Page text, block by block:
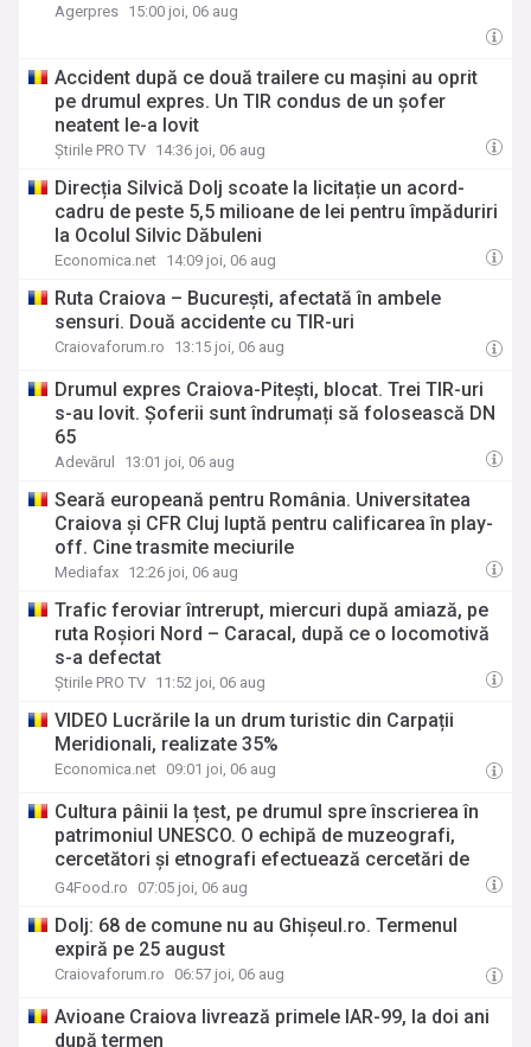
Agerpres 15:00 joi, 06 aug
Accident după ce două trailere cu mașini au oprit
pe drumul expres. Un TIR condus de un șofer
neatent le-a lovit
Știrile PRO TV 14:36 joi, 06 aug
Direcția Silvică Dolj scoate la licitație un acord-
cadru de peste 5,5 milioane de lei pentru împăduriri
la Ocolul Silvic Dăbuleni
Economica.net 14:09 joi, 06 aug
Ruta Craiova – București, afectată în ambele
sensuri. Două accidente cu TIR-uri
Craiovaforum.ro 13:15 joi, 06 aug
Drumul expres Craiova-Pitești, blocat. Trei TIR-uri
s-au lovit. Șoferii sunt îndrumați să folosească DN
65
Adevărul 13:01 joi, 06 aug
Seară europeană pentru România. Universitatea
Craiova și CFR Cluj luptă pentru calificarea în play-
off. Cine trasmite meciurile
Mediafax 12:26 joi, 06 aug
Trafic feroviar întrerupt, miercuri după amiază, pe
ruta Roşiori Nord – Caracal, după ce o locomotivă
s-a defectat
Știrile PRO TV 11:52 joi, 06 aug
VIDEO Lucrările la un drum turistic din Carpații
Meridionali, realizate 35%
Economica.net 09:01 joi, 06 aug
Cultura pâinii la țest, pe drumul spre înscrierea în
patrimoniul UNESCO. O echipă de muzeografi,
cercetători și etnografi efectuează cercetări de
teren în localități din întreaga Oltenie
G4Food.ro 07:05 joi, 06 aug
Dolj: 68 de comune nu au Ghișeul.ro. Termenul
expiră pe 25 august
Craiovaforum.ro 06:57 joi, 06 aug
Avioane Craiova livrează primele IAR-99, la doi ani
după termen